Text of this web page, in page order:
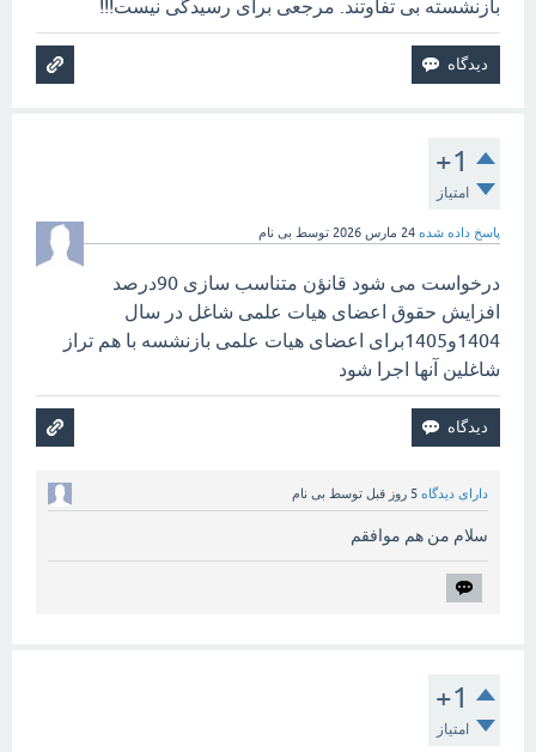
بازنشسته بی تفاوتند. مرجعی برای رسیدگی نیست!!!
+1
امتیاز
پاسخ داده شده 24 مارس 2026 توسط بی نام
درخواست می شود قانؤن متناسب سازی 90درصد
افزایش حقوق اعضای هیات علمی شاغل در سال
1404و1405برای اعضای هیات علمی بازنشسه با هم تراز
شاغلین آنها اجرا شود
دارای دیدگاه 5 روز قبل توسط بی نام
سلام من هم موافقم
+1
امتیاز